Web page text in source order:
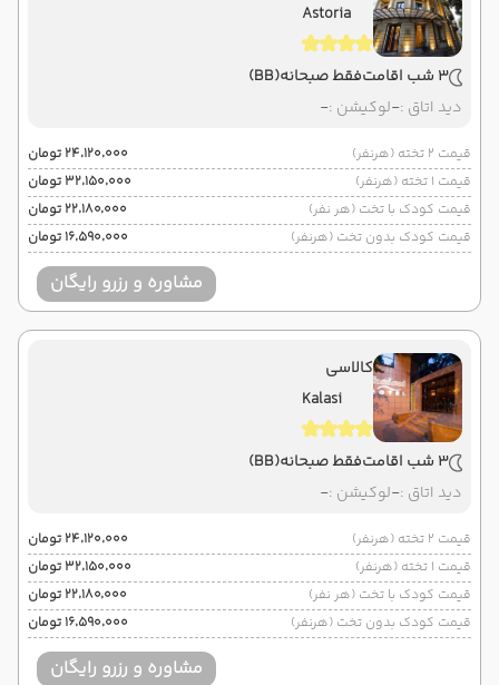
Astoria
3 شب اقامت فقط صبحانه(BB)
دید اتاق :-لوکیشن :-
قیمت 2 تخته (هرنفر)
۲۴٬۱۲۰٬۰۰۰ تومان
قیمت 1 تخته (هرنفر)
۳۲٬۱۵۰٬۰۰۰ تومان
قیمت کودک با تخت (هر نفر)
۲۲٬۱۸۰٬۰۰۰ تومان
قیمت کودک بدون تخت (هرنفر)
۱۶٬۵۹۰٬۰۰۰ تومان
مشاوره و رزرو رایگان
کالاسی
Kalasi
3 شب اقامت فقط صبحانه(BB)
دید اتاق :-لوکیشن :-
قیمت 2 تخته (هرنفر)
۲۴٬۱۲۰٬۰۰۰ تومان
قیمت 1 تخته (هرنفر)
۳۲٬۱۵۰٬۰۰۰ تومان
قیمت کودک با تخت (هر نفر)
۲۲٬۱۸۰٬۰۰۰ تومان
قیمت کودک بدون تخت (هرنفر)
۱۶٬۵۹۰٬۰۰۰ تومان
مشاوره و رزرو رایگان